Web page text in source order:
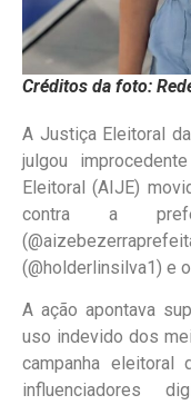
Créditos da foto:
A Justiça Eleitoral
julgou
Eleitoral (AIJE)
contra a
(@holderlinsilva1) e
A ação apontava
uso indevido dos
campanha eleitoral
influenciadores